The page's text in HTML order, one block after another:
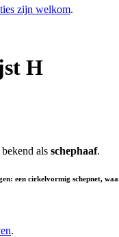
zijn welkom.
H
als schephaaf.
een cirkelvormig schepnet,
.